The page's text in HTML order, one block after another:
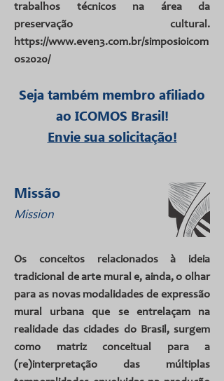
trabalhos técnicos na área da
preservação cultural.
https://www.even3.com.br/simposioicom
os2020/
Seja também membro afiliado
ao ICOMOS Brasil!
Envie sua solicitação!
Mission
Missão
Os conceitos relacionados à ideia
tradicional de arte mural e, ainda, o olhar
para as novas modalidades de expressão
mural urbana que se entrelaçam na
realidade das cidades do Brasil, surgem
como matriz conceitual para a
(re)interpretação das múltiplas